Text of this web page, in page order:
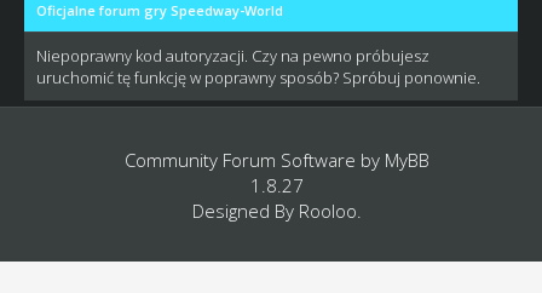
Oficjalne forum gry Speedway-World
Niepoprawny kod autoryzacji. Czy na pewno próbujesz
uruchomić tę funkcję w poprawny sposób? Spróbuj ponownie.
Community Forum Software by MyBB
1.8.27
Designed By Rooloo.